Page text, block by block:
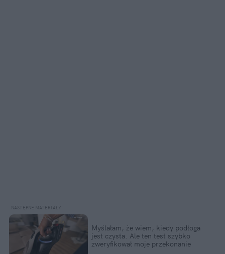
Myślałam, że wiem, kiedy podłoga
jest czysta. Ale ten test szybko
zweryfikował moje przekonanie